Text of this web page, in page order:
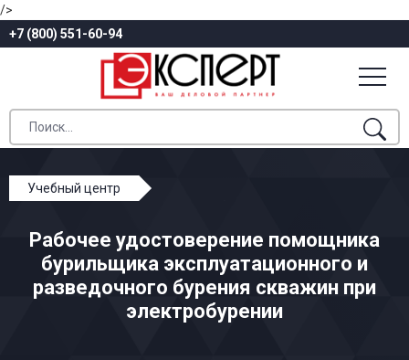
/>
+7 (800) 551-60-94
Учебный центр
Бурение скважин
Помощник бурильщика эксплуатационного и
разведочного бурения скважин при электробурении
Рабочее удостоверение помощника
бурильщика эксплуатационного и
разведочного бурения скважин при
электробурении